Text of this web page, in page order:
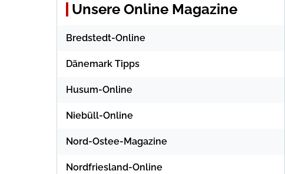
Unsere Online Magazine
Bredstedt-Online
Dänemark Tipps
Husum-Online
Niebüll-Online
Nord-Ostee-Magazine
Nordfriesland-Online